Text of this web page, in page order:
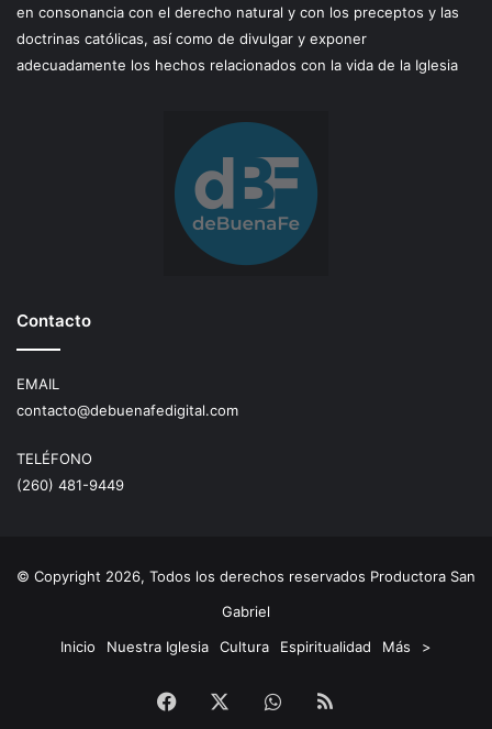
en consonancia con el derecho natural y con los preceptos y las
doctrinas católicas, así como de divulgar y exponer
adecuadamente los hechos relacionados con la vida de la Iglesia
Contacto
EMAIL
contacto@debuenafedigital.com
TELÉFONO
(260) 481-9449
© Copyright 2026, Todos los derechos reservados Productora San
Gabriel
Inicio
Nuestra Iglesia Cultura Espiritualidad Más >
Facebook WhatsApp
RSS